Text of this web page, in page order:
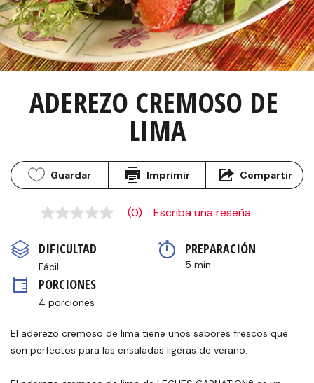
ADEREZO CREMOSO DE
LIMA
Guardar Imprimir Compartir
Sin
en
la
misma
página.
(0) Escriba una reseña
DIFICULTAD
Fácil
PREPARACIÓN
5 min
PORCIONES
4 porciones
El aderezo cremoso de lima tiene unos sabores frescos que
son perfectos para las ensaladas ligeras de verano.